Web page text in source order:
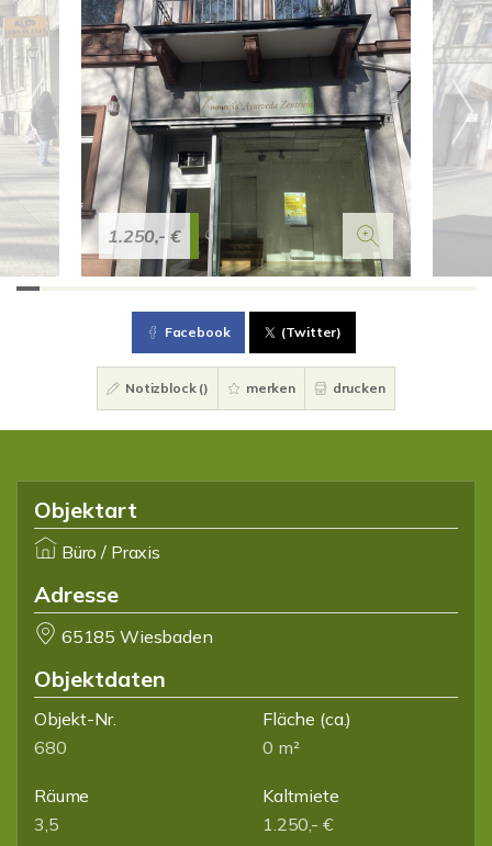
1.250,- €
Facebook (Twitter)
Notizblock () merken drucken
Objektart
Büro / Praxis
Adresse
65185 Wiesbaden
Objektdaten
Objekt-Nr.
680
Fläche (ca.)
0 m²
Räume
3,5
Kaltmiete
1.250,- €